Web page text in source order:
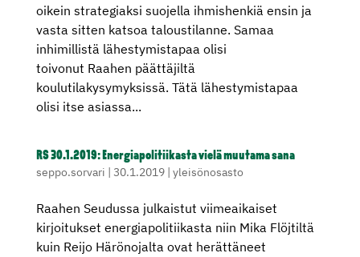
oikein strategiaksi suojella ihmishenkiä ensin ja
vasta sitten katsoa taloustilanne. Samaa
inhimillistä lähestymistapaa olisi
toivonut Raahen päättäjiltä
koulutilakysymyksissä. Tätä lähestymistapaa
olisi itse asiassa...
RS 30.1.2019: Energiapolitiikasta vielä muutama sana
seppo.sorvari | 30.1.2019| yleisönosasto
Raahen Seudussa julkaistut viimeaikaiset
kirjoitukset energiapolitiikasta niin Mika Flöjtiltä
kuin Reijo Härönojalta ovat herättäneet